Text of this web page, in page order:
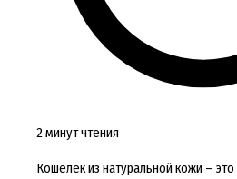
2 минут чтения
Кошелек из натуральной кожи –